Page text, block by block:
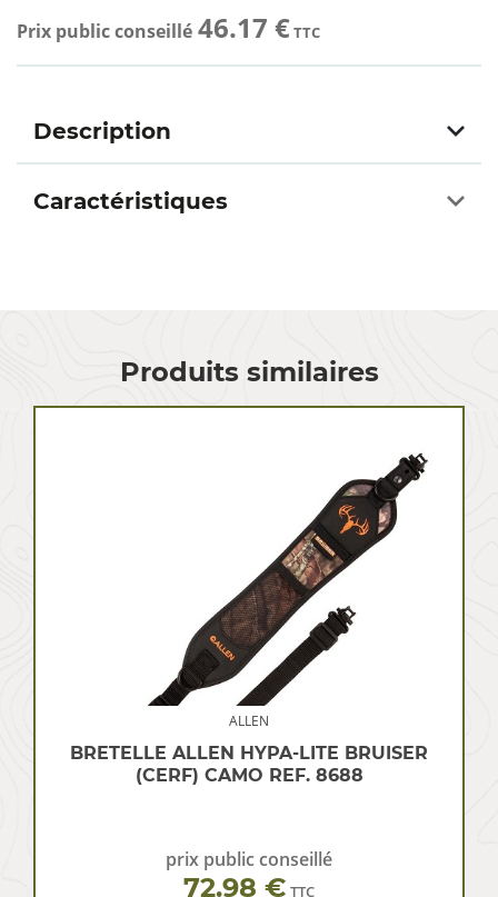
Prix public conseillé 46.17 €TTC
Description
Caractéristiques
Produits similaires
ALLEN
BRETELLE ALLEN HYPA-LITE BRUISER
(CERF) CAMO REF. 8688
prix public conseillé
72.98 € TTC